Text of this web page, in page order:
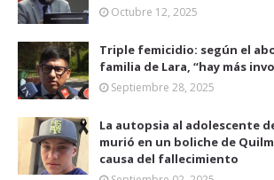
Octubre 12, 2025
Triple femicidio: según el
familia de Lara, “hay más
Septiembre 28, 2025
La autopsia al adolescente
murió en un boliche de
causa del fallecimiento